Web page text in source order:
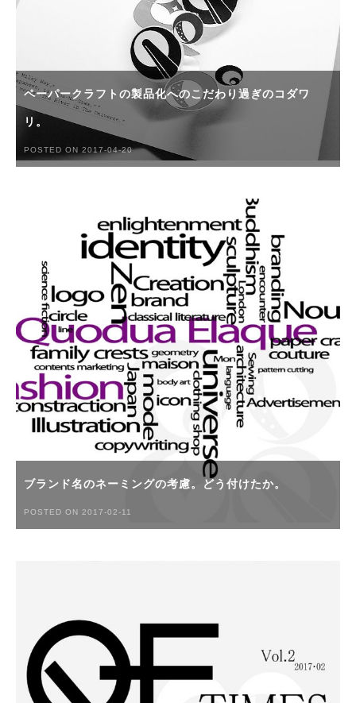
ペーパークラフトの製品化へのこだわり過ぎのコダワ
リ。
POSTED ON 2017-04-20
ブランド名のネーミングの考慮。どう付けたか。
POSTED ON 2017-02-11